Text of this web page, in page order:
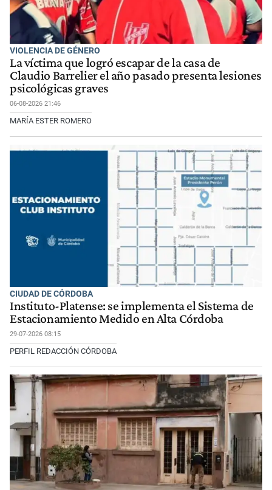
VIOLENCIA DE GÉNERO
La víctima que logró escapar de la casa de
Claudio Barrelier el año pasado presenta lesiones
psicológicas graves
06-08-2026 21:46
MARÍA ESTER ROMERO
CIUDAD DE CÓRDOBA
Instituto-Platense: se implementa el Sistema de
Estacionamiento Medido en Alta Córdoba
29-07-2026 08:15
PERFIL REDACCIÓN CÓRDOBA